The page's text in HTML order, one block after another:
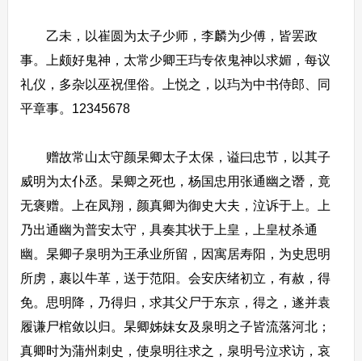
乙未，以崔圆为太子少师，李麟为少傅，皆罢政
事。上颇好鬼神，太常少卿王玙专依鬼神以求媚，每议
礼仪，多杂以巫祝俚俗。上悦之，以玙为中书侍郎、同
平章事。12345678
赠故常山太守颜杲卿太子太保，谥曰忠节，以其子
威明为太仆丞。杲卿之死也，杨国忠用张通幽之谮，竟
无褒赠。上在凤翔，颜真卿为御史大夫，泣诉于上。上
乃出通幽为普安太守，具奏其状于上皇，上皇杖杀通
幽。杲卿子泉明为王承业所留，因寓居寿阳，为史思明
所虏，裹以牛革，送于范阳。会安庆绪初立，有赦，得
免。思明降，乃得归，求其父尸于东京，得之，遂并袁
履谦尸棺敛以归。杲卿姊妹女及泉明之子皆流落河北；
真卿时为蒲州刺史，使泉明往求之，泉明号泣求访，哀